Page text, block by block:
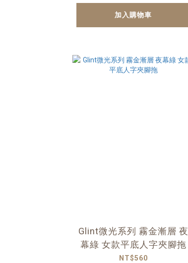
加入購物車
Glint微光系列 霧金漸層 夜
幕綠 女款平底人字夾腳拖
NT$560